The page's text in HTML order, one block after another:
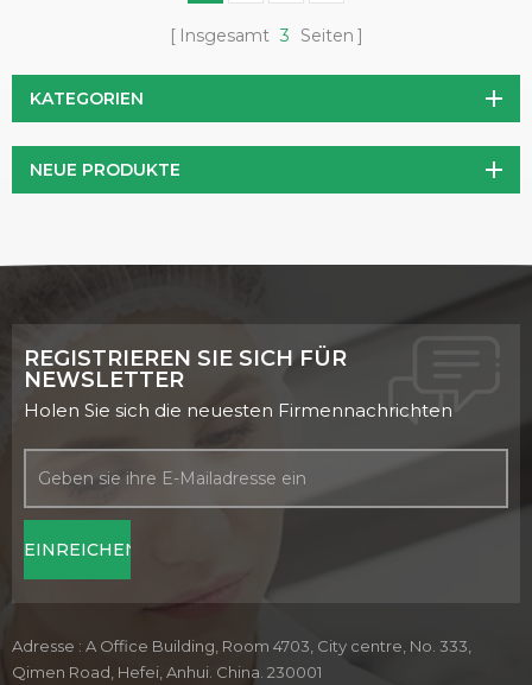
Insgesamt 3 Seiten
KATEGORIEN
NEUE PRODUKTE
REGISTRIEREN SIE SICH FÜR
NEWSLETTER
Holen Sie sich die neuesten Firmennachrichten
Adresse : A Office Building, Room 4703, City centre, No. 333,
Qimen Road, Hefei, Anhui. China. 230001